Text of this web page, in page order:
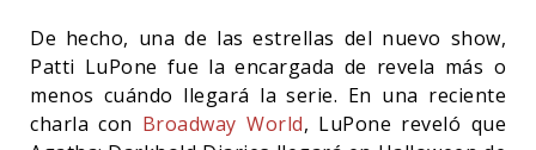
De hecho, una de las estrellas del nuevo show,
Patti LuPone fue la encargada de revela más o
menos cuándo llegará la serie. En una reciente
charla con Broadway World, LuPone reveló que